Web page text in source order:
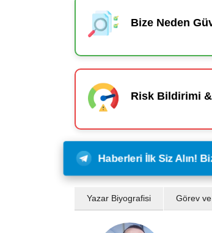
Bize Neden
Risk Bildirimi &
Haberleri İlk Siz Alın!
Yazar Biyografisi Görev